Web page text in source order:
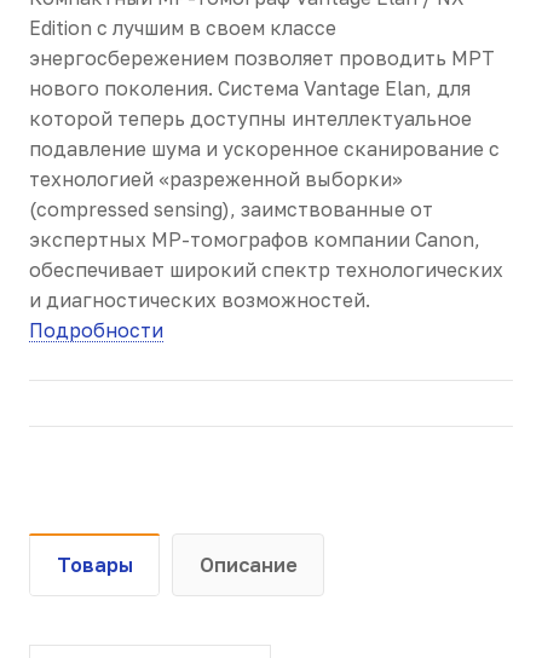
Edition с лучшим в своем классе
энергосбережением позволяет проводить МРТ
нового поколения. Система Vantage Elan, для
которой теперь доступны интеллектуальное
подавление шума и ускоренное сканирование с
технологией «разреженной выборки»
(compressed sensing), заимствованные от
экспертных МР-томографов компании Canon,
обеспечивает широкий спектр технологических
и диагностических возможностей.
Подробности
Товары Описание